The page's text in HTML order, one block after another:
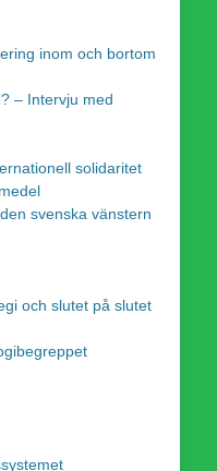
inom och bortom
– Intervju med
solidaritet
svenska vänstern
och slutet på slutet